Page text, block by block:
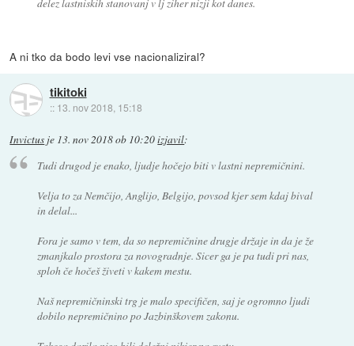
A ni tko da bodo levi vse nacionaliziral?
tikitoki
:: 13. nov 2018, 15:18
Invictus je 13. nov 2018 ob 10:20izjavil:
Tudi drugod je enako, ljudje hočejo biti v lastni nepremičnini.
Velja to za Nemčijo, Anglijo, Belgijo, povsod kjer sem kdaj bival
in delal...
Fora je samo v tem, da so nepremičnine drugje držaje in da je že
zmanjkalo prostora za novogradnje. Sicer ga je pa tudi pri nas,
sploh če hočeš živeti v kakem mestu.
Naš nepremičninski trg je malo specifičen, saj je ogromno ljudi
dobilo nepremičnino po Jazbinškovem zakonu.